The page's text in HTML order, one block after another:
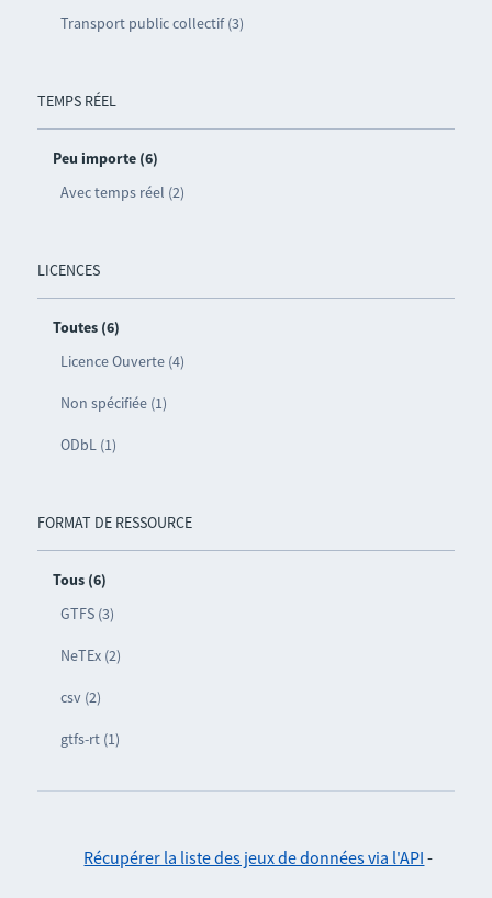
Transport public collectif (3)
TEMPS RÉEL
Peu importe (6)
Avec temps réel (2)
LICENCES
Toutes (6)
Licence Ouverte (4)
Non spécifiée (1)
ODbL (1)
FORMAT DE RESSOURCE
Tous (6)
GTFS (3)
NeTEx (2)
csv (2)
gtfs-rt (1)
Récupérer la liste des jeux de données via l'API -